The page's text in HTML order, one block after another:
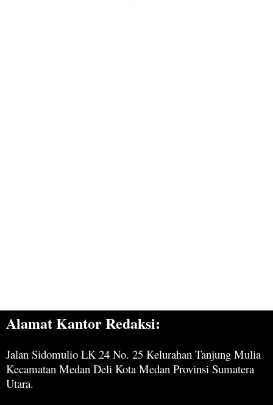
Alamat Kantor Redaksi:
Jalan Sidomulio LK 24 No. 25 Kelurahan Tanjung Mulia
Kecamatan Medan Deli Kota Medan Provinsi Sumatera
Utara.